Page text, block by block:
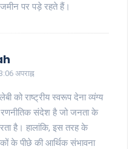
पर पड़े रहते हैं।
अपराह्न
को राष्ट्रीय स्वरूप देना व्यंग्य
रणनीतिक संदेश है जो जनता के
है। हालांकि, इस तरह के
के पीछे की आर्थिक संभावना